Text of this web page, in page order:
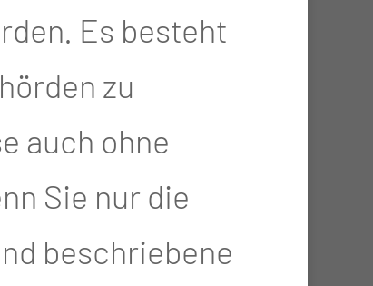
Es besteht
zu
auch ohne
Sie nur die
beschriebene